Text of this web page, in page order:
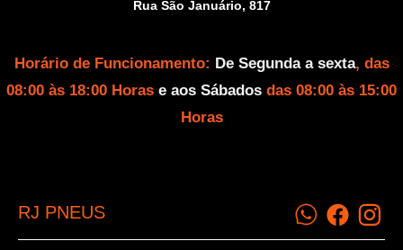
Rua São Januário, 817
Horário de Funcionamento: De Segunda a sexta, das
08:00 às 18:00 Horas e aos Sábados das 08:00 às 15:00
Horas
RJ PNEUS